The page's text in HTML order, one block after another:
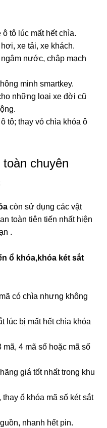
tô lúc mất hết chìa.
xe tải, xe khách.
nước, chập mạch
minh smartkey.
những loại xe đời cũ
tô; thay vỏ chìa khóa ô
chuyên
còn sử dụng các vật
toàn tiên tiến nhất hiện
.
ổ khóa,khóa két sắt
có chìa nhưng không
lúc bị mất hết chìa khóa
4 mã số hoặc mã số
giá tốt nhất trong khu
ổ khóa mã số két sắt
nhanh hết pin.